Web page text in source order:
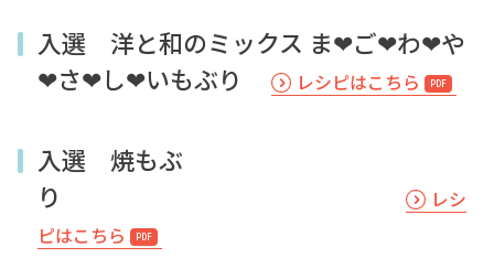
入選 洋と和のミックス ま❤ご❤わ❤や
❤さ❤し❤いもぶり
レシピはこちら
入選 焼もぶ
り
レシ
ピはこちら